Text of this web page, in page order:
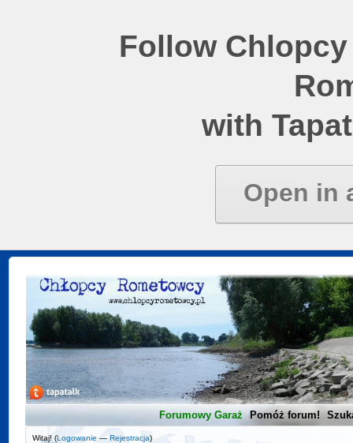
Follow
with
Open in
Forumowy Garaż Pomóż forum!
Witaj! (Logowanie —Rejestracja)